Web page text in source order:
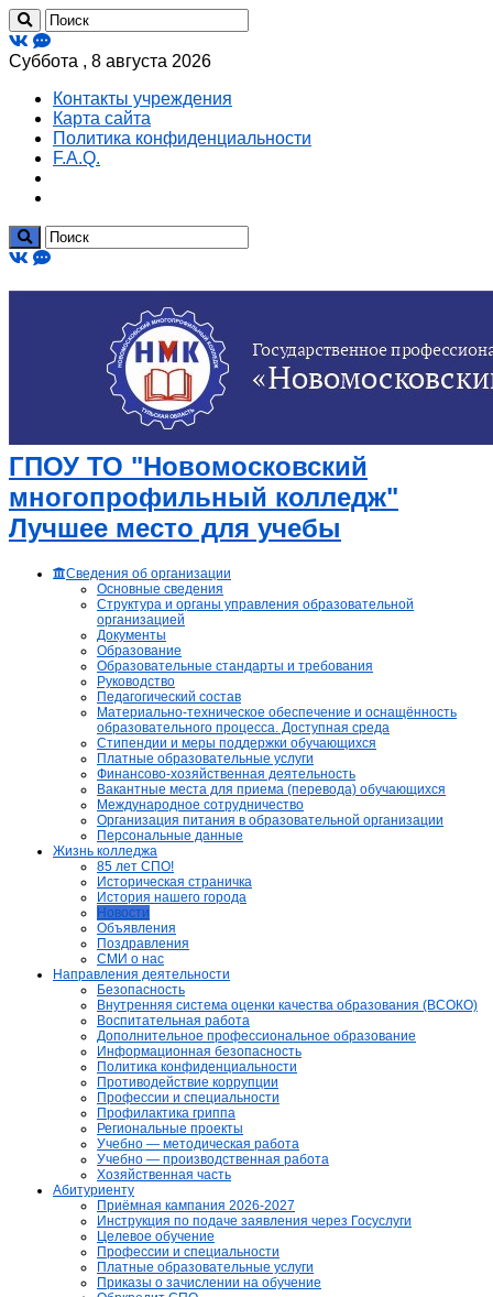
Суббота , 8 августа 2026
Контакты учреждения
Карта сайта
Политика конфиденциальности
F.A.Q.
ГПОУ ТО "Новомосковский
многопрофильный колледж"
Лучшее место для учебы
Сведения об организации
Основные сведения
Структура и органы управления образовательной
организацией
Документы
Образование
Образовательные стандарты и требования
Руководство
Педагогический состав
Материально-техническое обеспечение и оснащённость
образовательного процесса. Доступная среда
Стипендии и меры поддержки обучающихся
Платные образовательные услуги
Финансово-хозяйственная деятельность
Вакантные места для приема (перевода) обучающихся
Международное сотрудничество
Организация питания в образовательной организации
Персональные данные
Жизнь колледжа
85 лет СПО!
Историческая страничка
История нашего города
Новости
Объявления
Поздравления
СМИ о нас
Направления деятельности
Безопасность
Внутренняя система оценки качества образования (ВСОКО)
Воспитательная работа
Дополнительное профессиональное образование
Информационная безопасность
Политика конфиденциальности
Противодействие коррупции
Профессии и специальности
Профилактика гриппа
Региональные проекты
Учебно — методическая работа
Учебно — производственная работа
Хозяйственная часть
Абитуриенту
Приёмная кампания 2026-2027
Инструкция по подаче заявления через Госуслуги
Целевое обучение
Профессии и специальности
Платные образовательные услуги
Приказы о зачислении на обучение